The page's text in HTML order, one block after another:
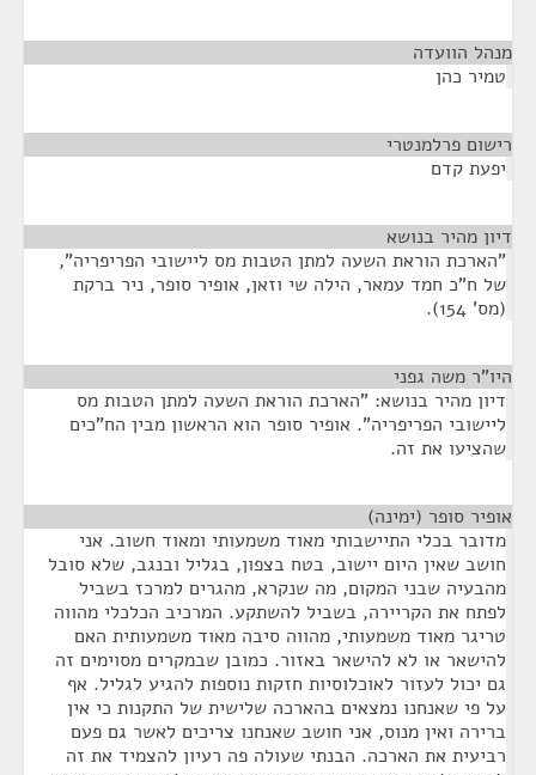
מנהל הוועדה
טמיר כהן
רישום פרלמנטרי
יפעת קדם
דיון מהיר בנושא
"הארכת הוראת השעה למתן הטבות מס ליישובי הפריפריה",
של ח"כ חמד עמאר, הילה שי וזאן, אופיר סופר, ניר ברקת
(מס' 154).
היו"ר משה גפני
דיון מהיר בנושא: "הארכת הוראת השעה למתן הטבות מס
ליישובי הפריפריה". אופיר סופר הוא הראשון מבין הח"כים
שהציעו את זה.
אופיר סופר (ימינה)
מדובר בכלי התיישבותי מאוד משמעותי ומאוד חשוב. אני
חושב שאין היום יישוב, בטח בצפון, בגליל ובנגב, שלא סובל
מהבעיה שבני המקום, מה שנקרא, מהגרים למרכז בשביל
לפתח את הקריירה, בשביל להשתקע. המרכיב הכלכלי מהווה
טריגר מאוד משמעותי, מהווה סיבה מאוד משמעותית האם
להישאר או לא להישאר באזור. כמובן שבמקרים מסוימים זה
גם יכול לעזור לאוכלוסיות חזקות נוספות להגיע לגליל. אף
על פי שאנחנו נמצאים בהארכה שלישית של התקנות כי אין
ברירה ואין מנוס, אני חושב שאנחנו צריכים לאשר גם פעם
רביעית את הארכה. הבנתי שעולה פה רעיון להצמיד את זה